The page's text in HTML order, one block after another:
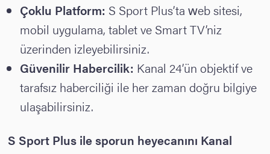
Çoklu Platform: S Sport Plus’ta web sitesi,
mobil uygulama, tablet ve Smart TV’niz
üzerinden izleyebilirsiniz.
Güvenilir Habercilik: Kanal 24’ün objektif ve
tarafsız haberciliği ile her zaman doğru bilgiye
ulaşabilirsiniz.
S Sport Plus ile sporun heyecanını Kanal